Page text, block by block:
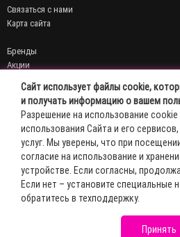
Связаться с нами
Карта сайта
Бренды
Акции
Политика конфиденциальности
Личный кабинет
История заказов
Мои закладки
Рассылка новостей
Эль-Косметик © 2026
Сайт использует файлы cookie,
и получать информацию о вашем
Разрешение на использование
использования Сайта и его
услуг. Мы уверены, что при
согласие на использование и
устройстве. Если согласны,
Если нет – установите специальные
обратитесь в техподдержку.
Принять